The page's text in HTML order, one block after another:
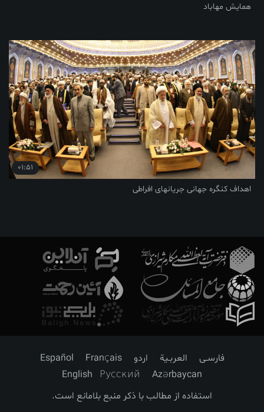
همایش مهاباد
01:51
اهداف کنگره جهانی جریانهای افراطی
فارسـی العربـیة اردو Français
Español
Azərbaycan
Русский
English
استفاده از مطالب با ذکر منبع بلامانع است.